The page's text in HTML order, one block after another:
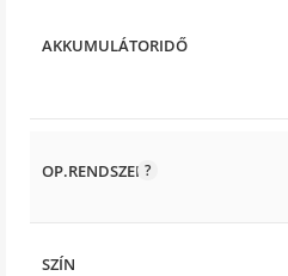
AKKUMULÁTORIDŐ
OP.RENDSZER
SZÍN